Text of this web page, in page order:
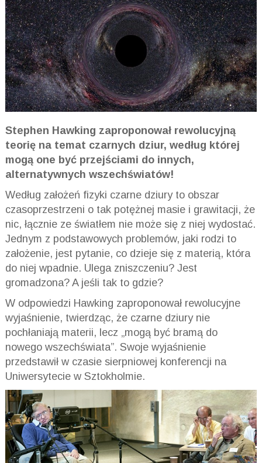
Stephen Hawking zaproponował rewolucyjną
teorię na temat czarnych dziur, według której
mogą one być przejściami do innych,
alternatywnych wszechświatów!
Według założeń fizyki czarne dziury to obszar
czasoprzestrzeni o tak potężnej masie i grawitacji, że
nic, łącznie ze światłem nie może się z niej wydostać.
Jednym z podstawowych problemów, jaki rodzi to
założenie, jest pytanie, co dzieje się z materią, która
do niej wpadnie. Ulega zniszczeniu? Jest
gromadzona? A jeśli tak to gdzie?
W odpowiedzi Hawking zaproponował rewolucyjne
wyjaśnienie, twierdząc, że czarne dziury nie
pochłaniają materii, lecz „mogą być bramą do
nowego wszechświata”. Swoje wyjaśnienie
przedstawił w czasie sierpniowej konferencji na
Uniwersytecie w Sztokholmie.